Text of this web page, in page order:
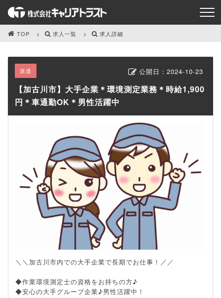
TOP 求人一覧 求人詳細
公開日：2024-10-23
派遣
【加古川市】大手企業＊環境測定業務＊時給1,900
円＊車通勤OK＊男性活躍中
＼＼加古川市内での大手企業で長期でお仕事！／／
◆作業環境測定士の資格をお持ちの方♪
◆安心の大手グループ企業♪男性活躍中！